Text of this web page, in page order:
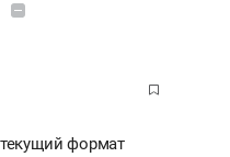
формат